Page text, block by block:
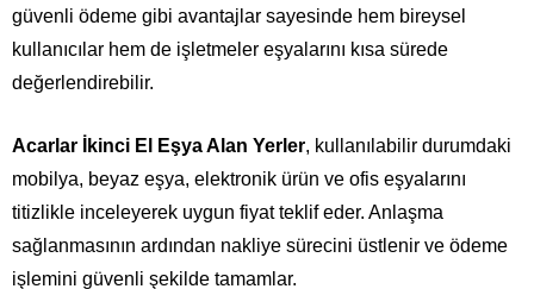
güvenli ödeme gibi avantajlar sayesinde hem bireysel
kullanıcılar hem de işletmeler eşyalarını kısa sürede
değerlendirebilir.
Acarlar İkinci El Eşya Alan Yerler, kullanılabilir durumdaki
mobilya, beyaz eşya, elektronik ürün ve ofis eşyalarını
titizlikle inceleyerek uygun fiyat teklif eder. Anlaşma
sağlanmasının ardından nakliye sürecini üstlenir ve ödeme
işlemini güvenli şekilde tamamlar.